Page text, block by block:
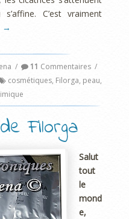
C’est vraiment
→
/ 11 Commentaires /
cosmétiques, Filorga, peau,
Filorga
Salut
tout
le
mond
e,